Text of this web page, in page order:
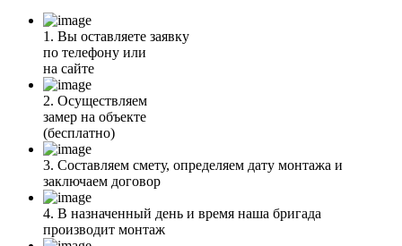
1. Вы оставляете заявку
по телефону или
на сайте
2. Осуществляем
замер на объекте
(бесплатно)
3. Составляем смету, определяем дату монтажа и
заключаем договор
4. В назначенный день и время наша бригада
производит монтаж